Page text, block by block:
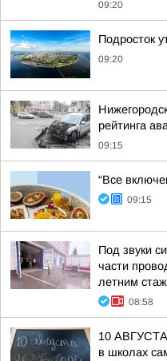
09:20
Подросток
09:20
рейтинга
09:15
“Все
09:15
Под звуки
части
летним
08:58
10
в школах